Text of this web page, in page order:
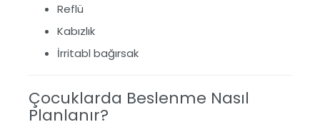
Reflü
Kabızlık
İrritabl bağırsak
Çocuklarda Beslenme Nasıl
Planlanır?